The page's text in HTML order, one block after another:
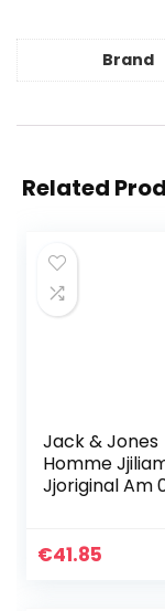
Brand
Related
Jack & Jones
Homme
Jjoriginal Am
30L EU
€41.85